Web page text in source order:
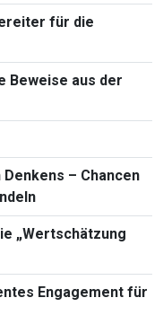
für die
Beweise aus der
– Chancen
„Wertschätzung
Engagement für